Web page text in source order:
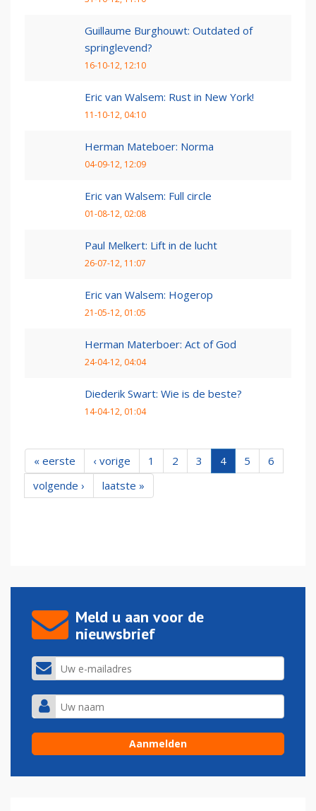
Guillaume Burghouwt: Outdated of
springlevend?
16-10-12, 12:10
Eric van Walsem: Rust in New York!
11-10-12, 04:10
Herman Mateboer: Norma
04-09-12, 12:09
Eric van Walsem: Full circle
01-08-12, 02:08
Paul Melkert: Lift in de lucht
26-07-12, 11:07
Eric van Walsem: Hogerop
21-05-12, 01:05
Herman Materboer: Act of God
24-04-12, 04:04
Diederik Swart: Wie is de beste?
14-04-12, 01:04
« eerste ‹ vorige 1 2 3 4 5
6
volgende ›
laatste »
Meld u aan voor de
nieuwsbrief